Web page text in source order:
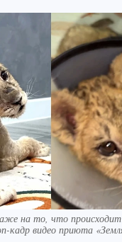
на то, что происходит
кадр видео приюта